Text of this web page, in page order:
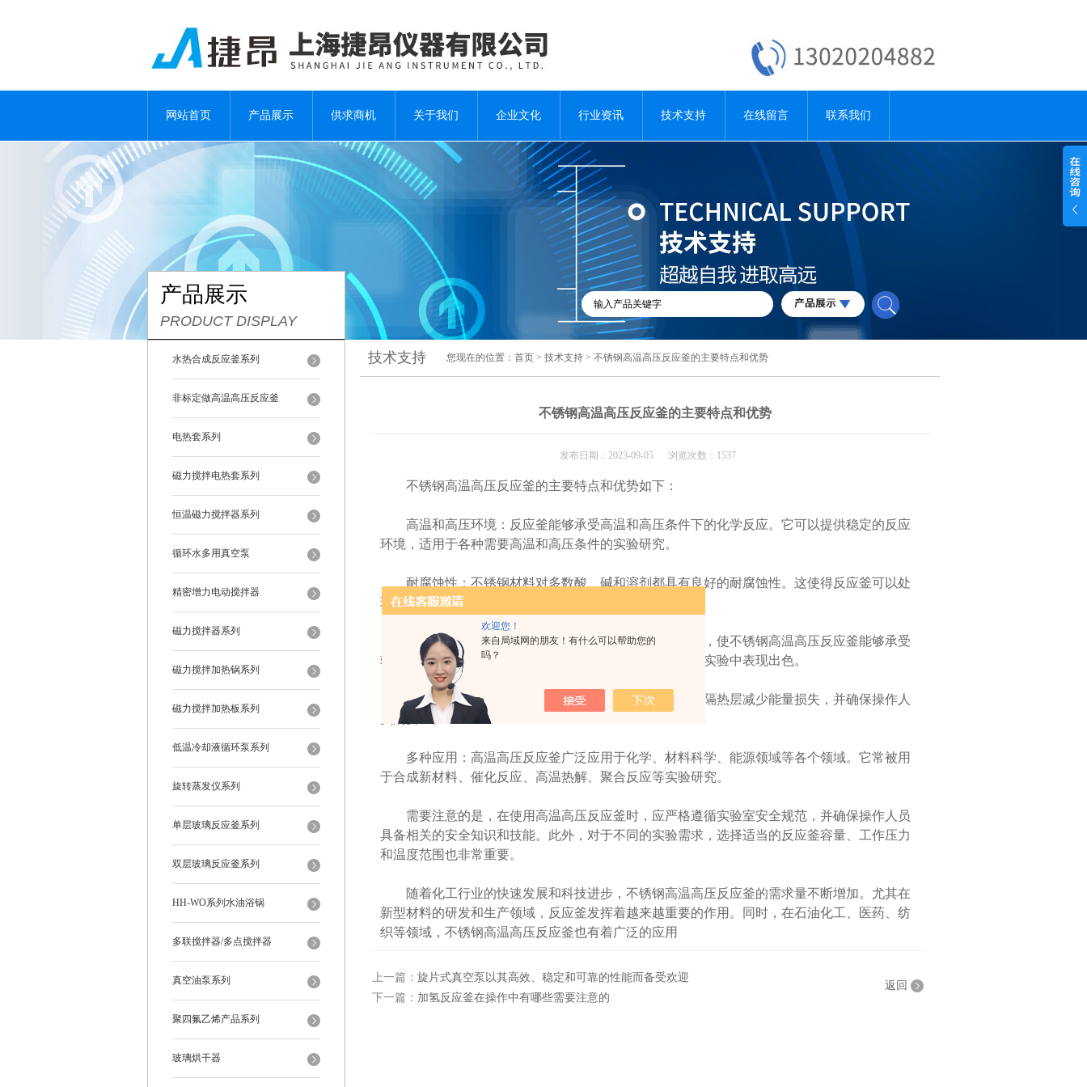
欢迎您！
来自局域网的朋友！有什么可以帮助您的
吗？
网站首页 产品展示 供求商机 关于我们 企业文化 行业资讯 技术支持 在线留言 联系我们
产品展示
PRODUCT DISPLAY
水热合成反应釜系列
非标定做高温高压反应釜
电热套系列
磁力搅拌电热套系列
恒温磁力搅拌器系列
循环水多用真空泵
精密增力电动搅拌器
磁力搅拌器系列
磁力搅拌加热锅系列
磁力搅拌加热板系列
低温冷却液循环泵系列
旋转蒸发仪系列
单层玻璃反应釜系列
双层玻璃反应釜系列
HH-WO系列水油浴锅
多联搅拌器/多点搅拌器
真空油泵系列
聚四氟乙烯产品系列
玻璃烘干器
技术支持 您现在的位置： 首页 > 技术支持 > 不锈钢高温高压反应釜的主要特点和优势
不锈钢高温高压反应釜的主要特点和优势
发布日期：2023-09-05 浏览次数：1537
不锈钢高温高压反应釜的主要特点和优势如下：
高温和高压环境：反应釜能够承受高温和高压条件下的化学反应。它可以提供稳定的反应
环境，适用于各种需要高温和高压条件的实验研究。
耐腐蚀性：不锈钢材料对多数酸、碱和溶剂都具有良好的耐腐蚀性。这使得反应釜可以处
理多种化学物质，而不会受到腐蚀和损坏。
强度和耐久性：不锈钢材料具有较高的强度和耐久性，使不锈钢高温高压反应釜能够承受
较大的压力和持续的使用。这使得它在长时间实验或重复实验中表现出色。
高温绝缘设计：反应釜通常采用高温绝缘设计，通过隔热层减少能量损失，并确保操作人
员的安全。
多种应用：高温高压反应釜广泛应用于化学、材料科学、能源领域等各个领域。它常被用
于合成新材料、催化反应、高温热解、聚合反应等实验研究。
需要注意的是，在使用高温高压反应釜时，应严格遵循实验室安全规范，并确保操作人员
具备相关的安全知识和技能。此外，对于不同的实验需求，选择适当的反应釜容量、工作压力
和温度范围也非常重要。
随着化工行业的快速发展和科技进步，不锈钢高温高压反应釜的需求量不断增加。尤其在
新型材料的研发和生产领域，反应釜发挥着越来越重要的作用。同时，在石油化工、医药、纺
织等领域，不锈钢高温高压反应釜也有着广泛的应用
上一篇： 旋片式真空泵以其高效、稳定和可靠的性能而备受欢迎
下一篇： 加氢反应釜在操作中有哪些需要注意的
返回